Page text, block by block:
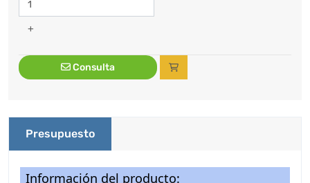
+
Consulta
Presupuesto
Información del producto: